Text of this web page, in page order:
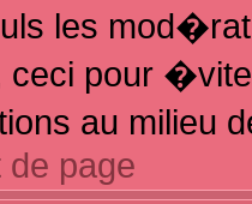
les
ceci pour
au milieu
de page